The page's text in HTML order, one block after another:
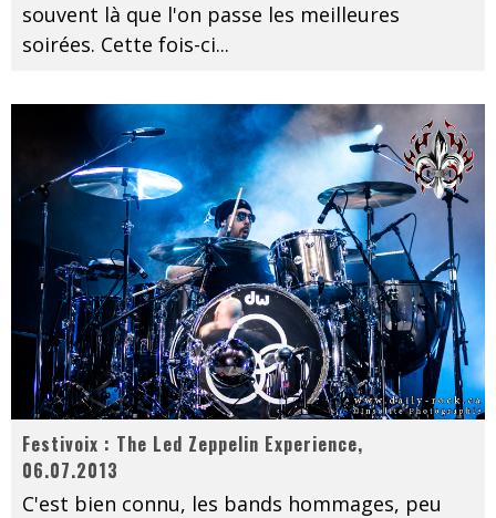
souvent là que l'on passe les meilleures
soirées. Cette fois-ci...
Festivoix : The Led Zeppelin Experience,
06.07.2013
C'est bien connu, les bands hommages, peu